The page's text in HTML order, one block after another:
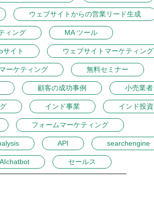
ウェブサイトからの営業リード生成
ィング MA ツール
サイト ウェブサイトマーケティング
ーケティング 無料セミナー
顧客の成功事例 小売業者
インド事業 インド投資
フォームマーケティング
API searchengine
AIchatbot セールス